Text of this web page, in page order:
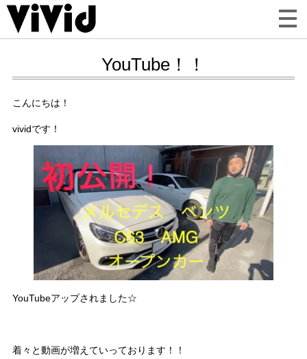
YouTube！！
こんにちは！
vividです！
YouTubeアップされました☆
着々と動画が増えていっております！！